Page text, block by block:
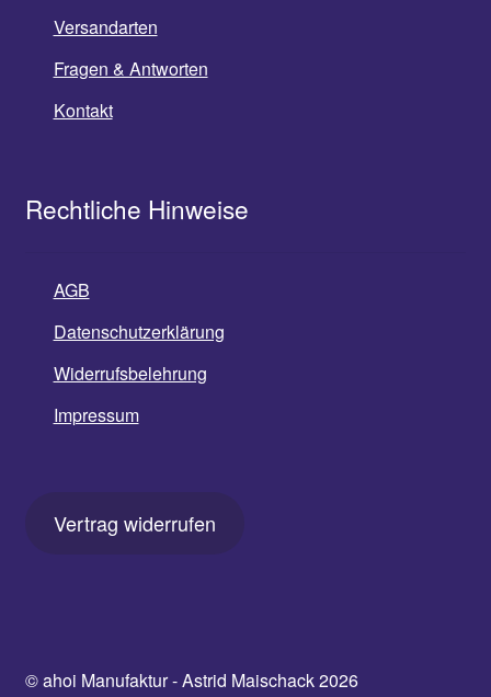
Versandarten
Fragen & Antworten
Kontakt
Rechtliche Hinweise
AGB
Datenschutzerklärung
Widerrufsbelehrung
Impressum
Vertrag widerrufen
© ahoi Manufaktur - Astrid Maischack 2026